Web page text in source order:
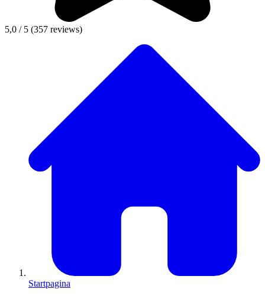
5,0 / 5 (357 reviews)
Startpagina